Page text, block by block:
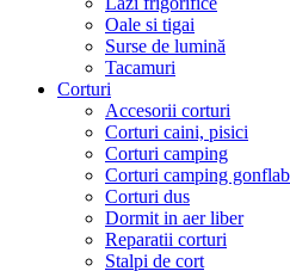
Oale si tigai
Surse de lumină
Tacamuri
Corturi
Accesorii corturi
Corturi caini, pisici
Corturi camping
Corturi camping
Corturi dus
Dormit in aer liber
Reparatii corturi
Stalpi de cort